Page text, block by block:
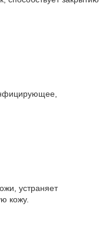
устраняет
кожу.